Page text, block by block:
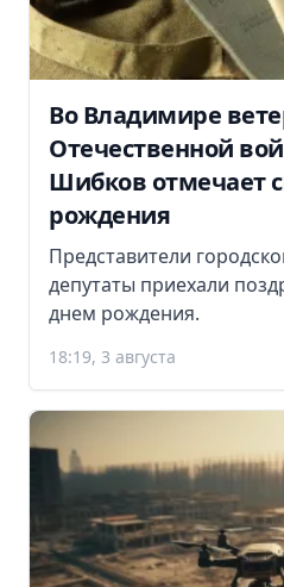
Во Владимире
Отечественной
Шибков отмечает
рождения
Представители
депутаты приехали
днем рождения.
18:19, 3 августа